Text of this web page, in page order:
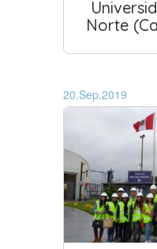
Norte
20.Sep.2019